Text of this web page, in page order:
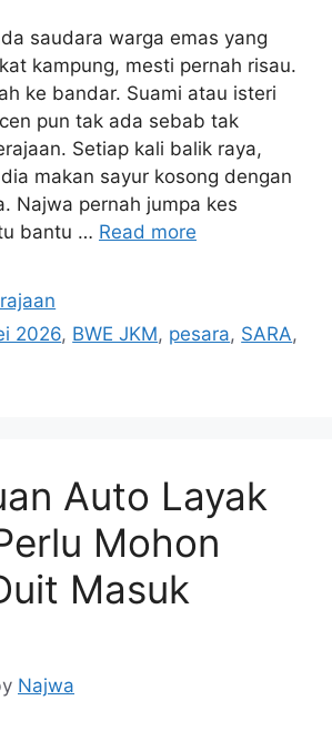
saudara warga emas yang
kampung, mesti pernah risau.
ke bandar. Suami atau isteri
pun tak ada sebab tak
Setiap kali balik raya,
makan sayur kosong dengan
Najwa pernah jumpa kes
bantu … Read more
2026, BWE JKM, pesara, SARA,
Auto Layak
Mohon
Masuk
Najwa